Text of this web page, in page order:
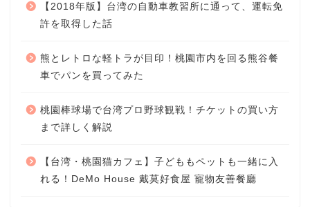
【2018年版】台湾の自動車教習所に通って、運転免
許を取得した話
熊とレトロな軽トラが目印！桃園市内を回る熊谷餐
車でパンを買ってみた
桃園棒球場で台湾プロ野球観戦！チケットの買い方
まで詳しく解説
【台湾・桃園猫カフェ】子どももペットも一緒に入
れる！DeMo House 戴莫好食屋 寵物友善餐廳